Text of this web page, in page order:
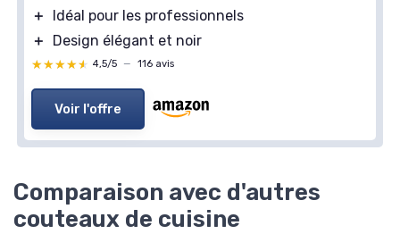
＋
Idéal pour les professionnels
＋
Design élégant et noir
★★★★★
★★★★★ 4,5/5 — 116 avis
Voir l'offre
Comparaison avec d'autres
couteaux de cuisine